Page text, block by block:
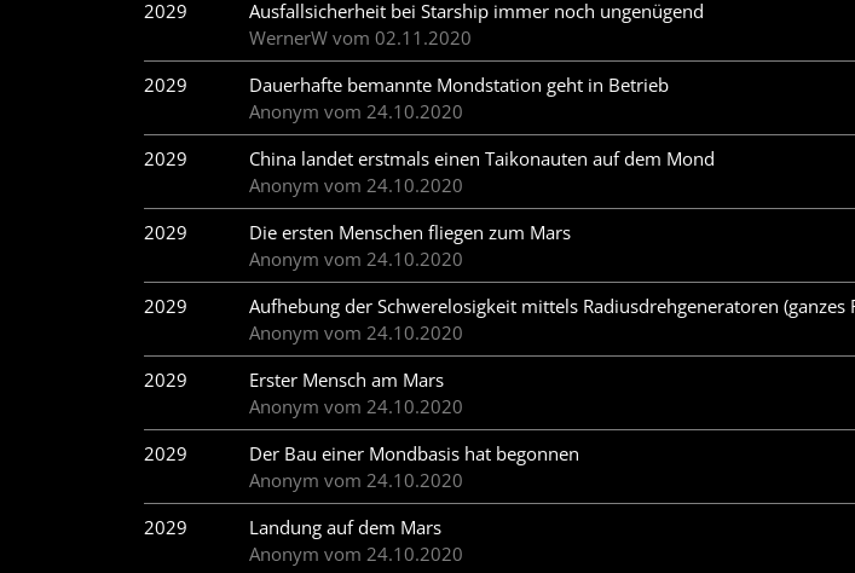
2029
Ausfallsicherheit bei Starship immer noch ungenügend
WernerW vom 02.11.2020
2029
Dauerhafte bemannte Mondstation geht in Betrieb
Anonym vom 24.10.2020
2029
China landet erstmals einen Taikonauten auf dem Mond
Anonym vom 24.10.2020
2029
Die ersten Menschen fliegen zum Mars
Anonym vom 24.10.2020
2029
Aufhebung der Schwerelosigkeit mittels Radiusdrehgeneratoren
Anonym vom 24.10.2020
2029
Erster Mensch am Mars
Anonym vom 24.10.2020
2029
Der Bau einer Mondbasis hat begonnen
Anonym vom 24.10.2020
2029
Landung auf dem Mars
Anonym vom 24.10.2020